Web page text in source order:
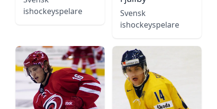
ishockeyspelare
Svensk
ishockeyspelare